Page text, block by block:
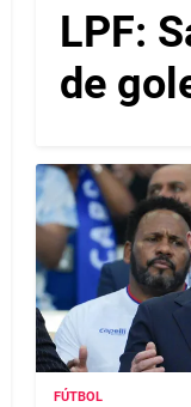
LPF:
de
FÚTBOL